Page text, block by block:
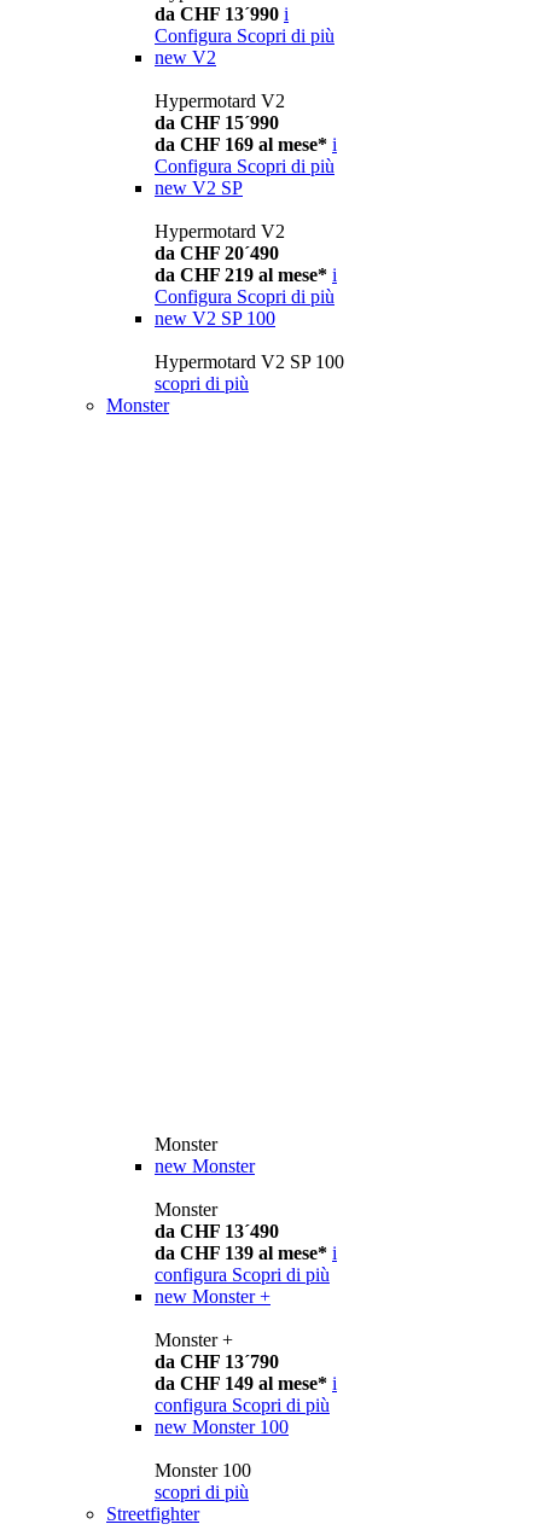
da CHF 13´990 i
Configura Scopri di più
new V2
Hypermotard V2
da CHF 15´990
da CHF 169 al mese* i
Configura Scopri di più
new V2 SP
Hypermotard V2
da CHF 20´490
da CHF 219 al mese* i
Configura Scopri di più
new V2 SP 100
Hypermotard V2 SP 100
scopri di più
Monster
Monster
new Monster
Monster
da CHF 13´490
da CHF 139 al mese* i
configura Scopri di più
new Monster +
Monster +
da CHF 13´790
da CHF 149 al mese* i
configura Scopri di più
new Monster 100
Monster 100
scopri di più
Streetfighter